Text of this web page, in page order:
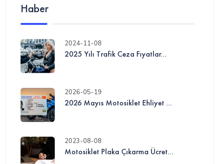
Haber
2024-11-08
2025 Yılı Trafik Ceza Fıyatlar...
2026-05-19
2026 Mayıs Motosiklet Ehliyet ...
2023-08-08
Motosiklet Plaka Çıkarma Ücret...